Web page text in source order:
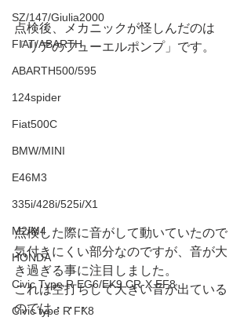
SZ/147/Giulia2000
FIAT/ABARTH
ABARTH500/595
124spider
Fiat500C
BMW/MINI
E46M3
335i/428i/525i/X1
M2/M4
HONDA
Civic Type R EG6/EK9 CR-X EF8
Civic type R FK8
点検後、メカニックが怪しんだのは
「リアのフューエルポンプ」です。
点検した際に音がして動いていたので
気付きにくい部分なのですが、音が大
き過ぎる事に注目しました。
これは空打ちして大きい音が出ている
のでは・・・